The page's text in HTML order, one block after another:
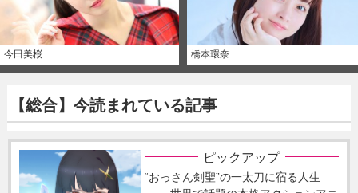
今田美桜 橋本環奈
【総合】今読まれている記事
ピックアップ
“おっさん剣聖”の一太刀に宿る人生